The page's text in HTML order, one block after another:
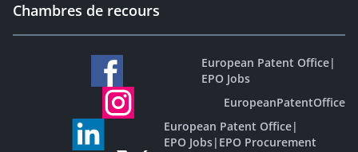
Chambres de recours
European Patent Office|
EPO Jobs
EuropeanPatentOffice
European Patent Office|
EPO Jobs| EPO Procurement